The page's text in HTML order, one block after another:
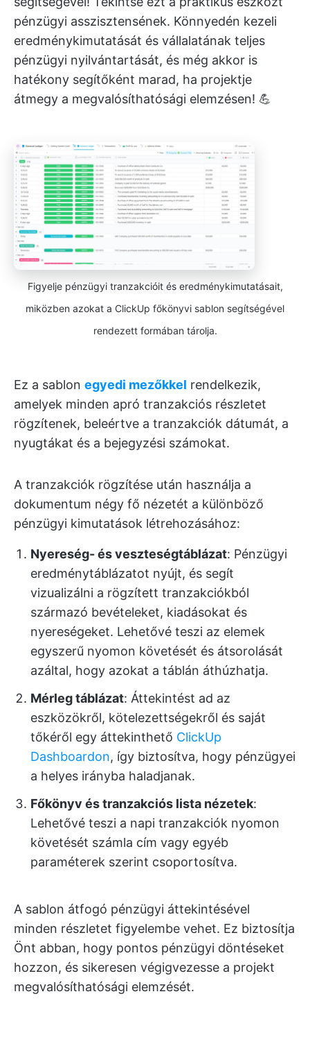
pénzügyi asszisztensének. Könnyedén kezeli
eredménykimutatását és vállalatának teljes
pénzügyi nyilvántartását, és még akkor is
hatékony segítőként marad, ha projektje
átmegy a megvalósíthatósági elemzésen! 💪
Figyelje pénzügyi tranzakcióit és eredménykimutatásait,
miközben azokat a ClickUp főkönyvi sablon segítségével
rendezett formában tárolja.
Ez a sablon egyedi mezőkkel rendelkezik,
amelyek minden apró tranzakciós részletet
rögzítenek, beleértve a tranzakciók dátumát, a
nyugtákat és a bejegyzési számokat.
A tranzakciók rögzítése után használja a
dokumentum négy fő nézetét a különböző
pénzügyi kimutatások létrehozásához:
Nyereség- és veszteségtáblázat: Pénzügyi
eredménytáblázatot nyújt, és segít
vizualizálni a rögzített tranzakciókból
származó bevételeket, kiadásokat és
nyereségeket. Lehetővé teszi az elemek
egyszerű nyomon követését és átsorolását
azáltal, hogy azokat a táblán áthúzhatja.
Mérleg táblázat: Áttekintést ad az
eszközökről, kötelezettségekről és saját
tőkéről egy áttekinthető ClickUp
Dashboardon, így biztosítva, hogy pénzügyei
a helyes irányba haladjanak.
Főkönyv és tranzakciós lista nézetek:
Lehetővé teszi a napi tranzakciók nyomon
követését számla cím vagy egyéb
paraméterek szerint csoportosítva.
A sablon átfogó pénzügyi áttekintésével
minden részletet figyelembe vehet. Ez biztosítja
Önt abban, hogy pontos pénzügyi döntéseket
hozzon, és sikeresen végigvezesse a projekt
megvalósíthatósági elemzését.